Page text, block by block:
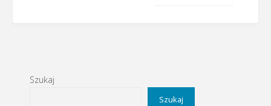
Szukaj
Szukaj